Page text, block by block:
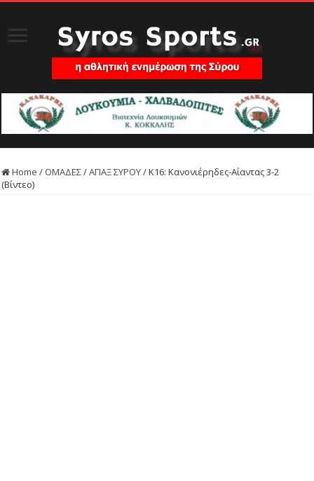
Home / ΟΜΑΔΕΣ/ΑΓΙΑΞ ΣΥΡΟΥ/Κ16: Κανονιέρηδες-Αίαντας 3-2
(Βίντεο)